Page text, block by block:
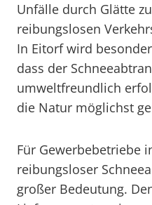
Unfälle durch Glätte
reibungslosen
In Eitorf wird
dass der
umweltfreundlich
die Natur möglichst
Für Gewerbebetriebe
reibungsloser
großer Bedeutung.